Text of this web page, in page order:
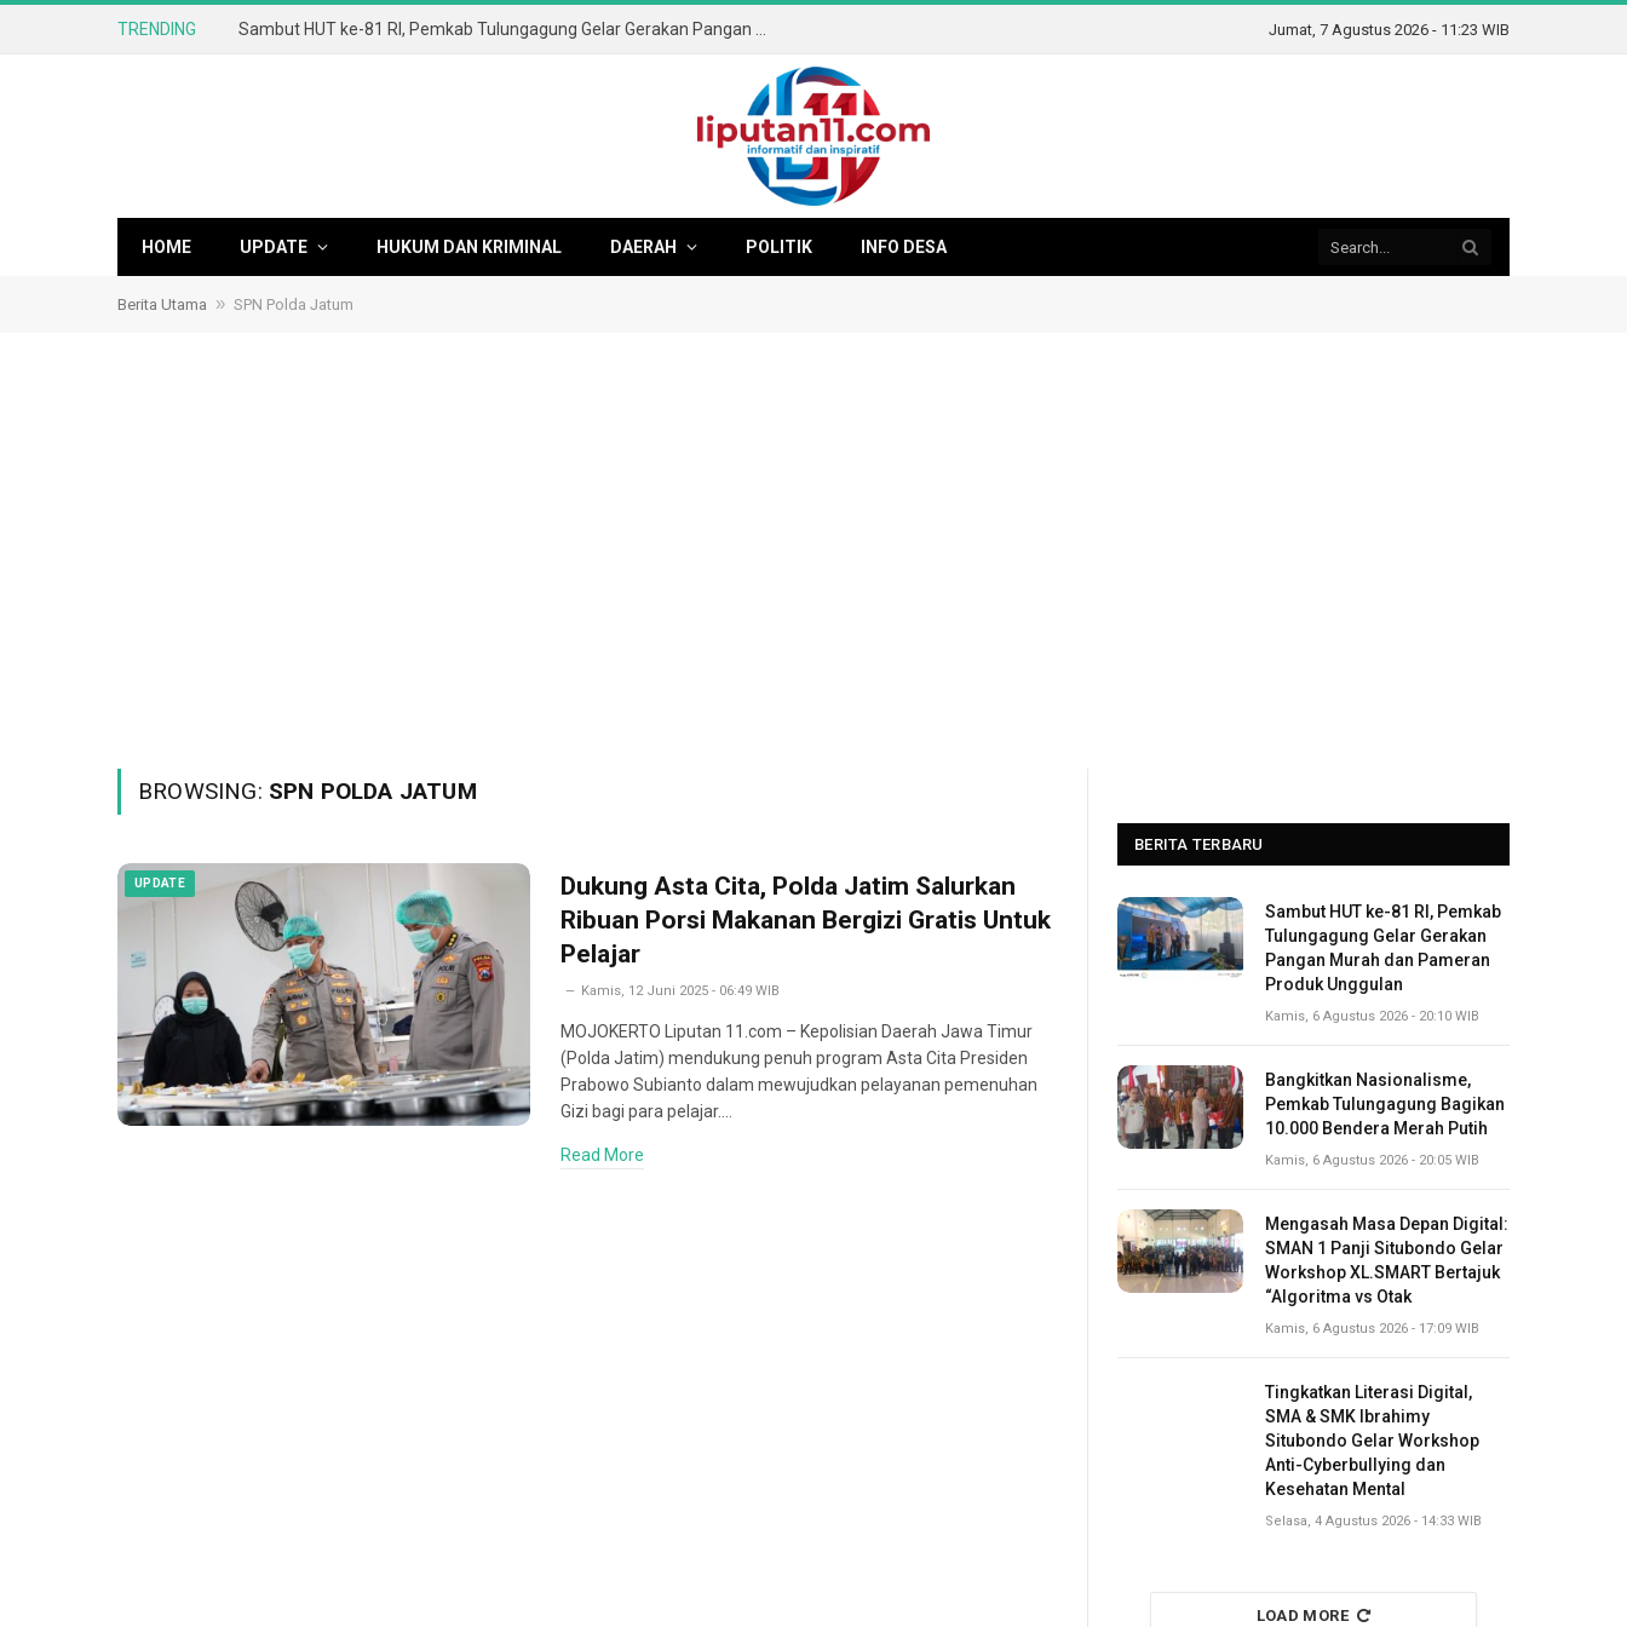
TRENDING Jumat, 7 Agustus 2026 - 11:23 WIB
HOME UPDATE HUKUM DAN KRIMINAL DAERAH POLITIK INFO DESA
Berita Utama » SPN Polda Jatum
BROWSING: SPN POLDA JATUM
UPDATE
Dukung Asta Cita, Polda Jatim Salurkan
Ribuan Porsi Makanan Bergizi Gratis Untuk
Pelajar
Kamis, 12 Juni 2025 - 06:49 WIB
MOJOKERTO Liputan 11.com – Kepolisian Daerah Jawa Timur
(Polda Jatim) mendukung penuh program Asta Cita Presiden
Prabowo Subianto dalam mewujudkan pelayanan pemenuhan
Gizi bagi para pelajar.…
Read More
BERITA TERBARU
Sambut HUT ke-81 RI, Pemkab
Tulungagung Gelar Gerakan
Pangan Murah dan Pameran
Produk Unggulan
Kamis, 6 Agustus 2026 - 20:10 WIB
Bangkitkan Nasionalisme,
Pemkab Tulungagung Bagikan
10.000 Bendera Merah Putih
Kamis, 6 Agustus 2026 - 20:05 WIB
Mengasah Masa Depan Digital:
SMAN 1 Panji Situbondo Gelar
Workshop XL.SMART Bertajuk
“Algoritma vs Otak
Kamis, 6 Agustus 2026 - 17:09 WIB
Tingkatkan Literasi Digital,
SMA & SMK Ibrahimy
Situbondo Gelar Workshop
Anti-Cyberbullying dan
Kesehatan Mental
Selasa, 4 Agustus 2026 - 14:33 WIB
LOAD MORE